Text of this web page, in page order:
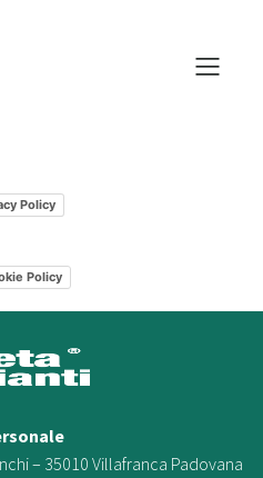
Policy
Policy
– 35010 Villafranca Padovana